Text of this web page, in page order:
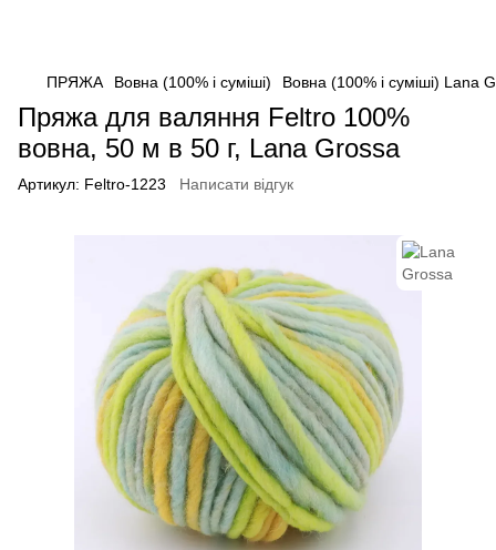
ПРЯЖА Вовна (100% і суміші) Вовна (100% і суміші) Lana
Пряжа для валяння Feltro 100%
вовна, 50 м в 50 г, Lana Grossa
Артикул: Feltro-1223 Написати відгук